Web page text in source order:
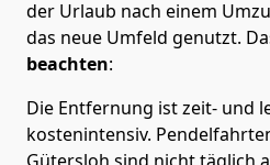
der Urlaub nach einem
das neue Umfeld genutzt.
beachten:
Die Entfernung ist zeit- und
kostenintensiv.